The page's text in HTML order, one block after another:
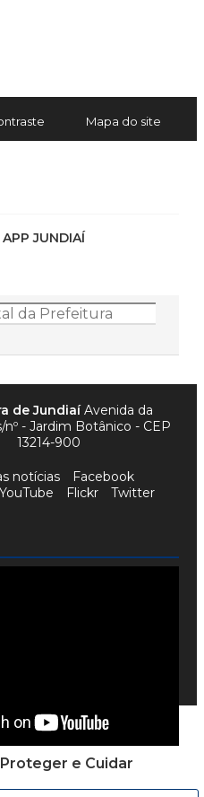
Mapa do site
APP JUNDIAÍ
e Cuidar
de JundiaíAvenida da
nº - Jardim Botânico - CEP
13214-900
notícias
Facebook
YouTube Flickr Twitter